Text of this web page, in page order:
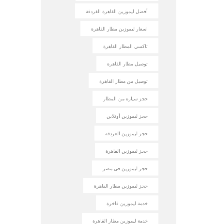
أفضل ليموزين القاهرة الغردقة
اسعار ليموزين مطار القاهرة
تاكسي المطار القاهرة
توصيل مطار القاهرة
توصيل من مطار القاهرة
حجز سيارة من المطار
حجز ليموزين أونلاين
حجز ليموزين الغردقة
حجز ليموزين القاهرة
حجز ليموزين في مصر
حجز ليموزين مطار القاهرة
خدمة ليموزين فاخرة
خدمة ليموزين مطار القاهرة